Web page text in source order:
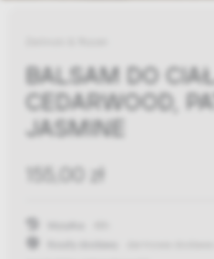
BALSAM DO
CEDARWOOD,
JASMINE
155,00 zł